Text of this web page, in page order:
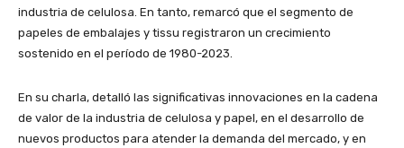
industria de celulosa. En tanto, remarcó que el segmento de
papeles de embalajes y tissu registraron un crecimiento
sostenido en el período de 1980-2023.
En su charla, detalló las significativas innovaciones en la cadena
de valor de la industria de celulosa y papel, en el desarrollo de
nuevos productos para atender la demanda del mercado, y en